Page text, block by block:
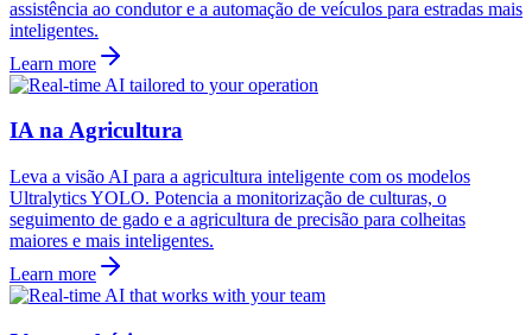
assistência ao condutor e a automação de veículos para estradas mais
inteligentes.
Learn more
IA na Agricultura
Leva a visão AI para a agricultura inteligente com os modelos
Ultralytics YOLO. Potencia a monitorização de culturas, o
seguimento de gado e a agricultura de precisão para colheitas
maiores e mais inteligentes.
Learn more